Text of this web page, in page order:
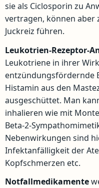
sie als Ciclosporin zu
vertragen, können aber
Juckreiz führen.
Leukotrien-Rezeptor-
Leukotriene in ihrer
entzündungsfördernde
Histamin aus den
ausgeschüttet. Man
inhalieren wie mit
Beta-2-
Nebenwirkungen sind
Infektanfälligkeit der
Kopfschmerzen etc.
Notfallmedikamente